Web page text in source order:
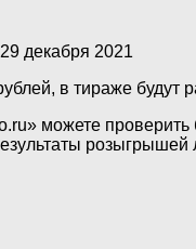
декабря 2021
в тираже будут
можете
розыгрышей